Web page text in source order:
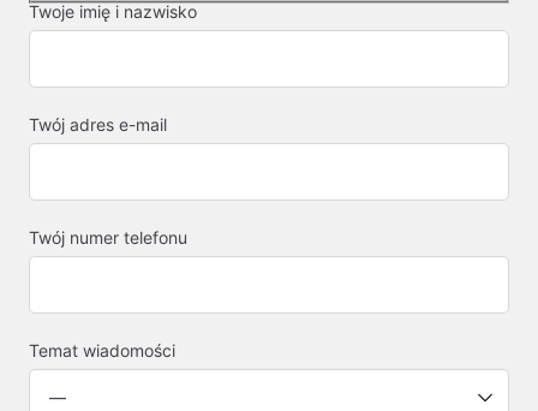
Twoje imię i nazwisko
Twój adres e-mail
Twój numer telefonu
Temat wiadomości